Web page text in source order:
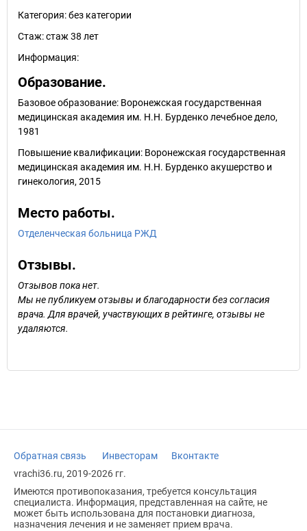
Категория:без категории
Стаж:стаж 38 лет
Информация:
Образование.
Базовое образование: Воронежская государственная
медицинская академия им. Н.Н. Бурденко лечебное дело,
1981
Повышение квалификации: Воронежская государственная
медицинская академия им. Н.Н. Бурденко акушерство и
гинекология, 2015
Место работы.
Отделенческая больница РЖД
Отзывы.
Отзывов пока нет.
Мы не публикуем отзывы и благодарности без согласия
врача. Для врачей, участвующих в рейтинге, отзывы не
удаляются.
Обратная связь Инвесторам
Вконтакте
vrachi36.ru, 2019-2026 гг.
Имеются противопоказания, требуется консультация
специалиста. Информация, представленная на сайте, не
может быть использована для постановки диагноза,
назначения лечения и не заменяет прием врача.